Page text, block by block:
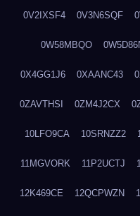
0V2IXSF4 0V3N6SQF
0W58MBQO
0X4GG1J6 0XAANC43
0ZAVTHSI 0ZM4J2CX
10LFO9CA 10SRNZZ2
11MGVORK 11P2UCTJ
12K469CE 12QCPWZN